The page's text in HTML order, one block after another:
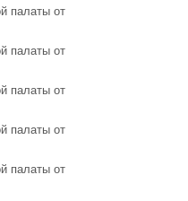
палаты от
палаты от
палаты от
палаты от
палаты от